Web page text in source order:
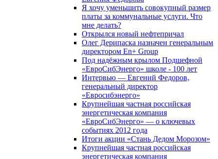
Я хочу уменьшить совокупный размер
платы за коммунальные услуги. Что
мне делать?
Открылся новый нефтепричал
Олег Дерипаска назначен генеральным
директором En+ Group
Под надёжным крылом Подшефной
«ЕвроСибЭнерго» школе - 100 лет
Интервью — Евгений Федоров,
генеральный директор
«Евросибэнерго»
Крупнейшая частная российская
энергетическая компания
«ЕвроСибЭнерго» — о ключевых
событиях 2012 года
Итоги акции «Стань Дедом Морозом»
Крупнейшая частная российская
энергетическая компания